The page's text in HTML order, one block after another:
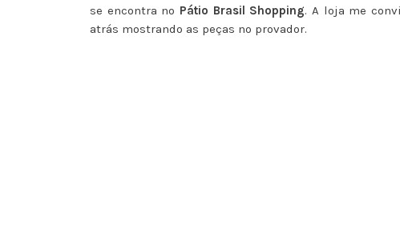
se encontra no Pátio Brasil Shopping. A loja me
atrás mostrando as peças no provador.